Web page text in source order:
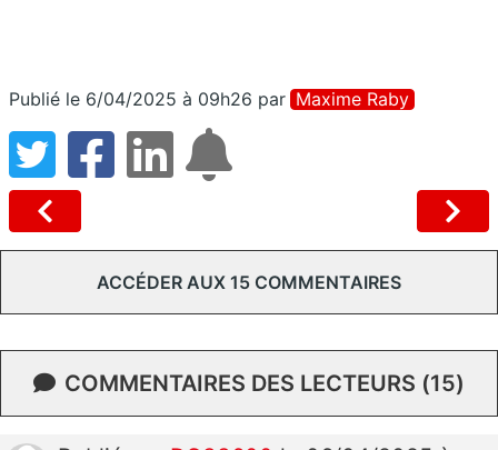
Publié le 6/04/2025 à 09h26 par Maxime Raby
ACCÉDER AUX 15 COMMENTAIRES
COMMENTAIRES DES LECTEURS (15)